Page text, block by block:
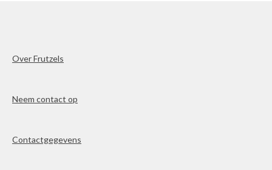
Over Frutzels
Neem contact op
Contactgegevens